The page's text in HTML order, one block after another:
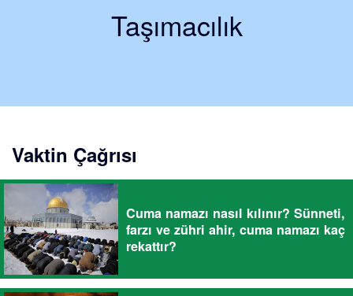
Taşımacılık
Vaktin Çağrısı
Cuma namazı nasıl kılınır? Sünneti,
farzı ve zühri ahir, cuma namazı kaç
rekattır?